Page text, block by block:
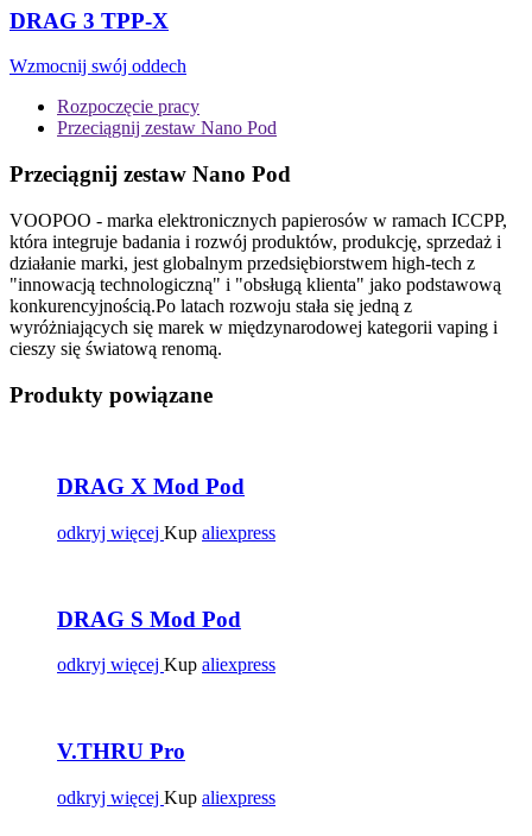
DRAG 3 TPP-X
Wzmocnij swój oddech
Rozpoczęcie pracy
Przeciągnij zestaw Nano Pod
Przeciągnij zestaw Nano Pod
VOOPOO - marka elektronicznych papierosów w ramach ICCPP,
która integruje badania i rozwój produktów, produkcję, sprzedaż i
działanie marki, jest globalnym przedsiębiorstwem high-tech z
"innowacją technologiczną" i "obsługą klienta" jako podstawową
konkurencyjnością.Po latach rozwoju stała się jedną z
wyróżniających się marek w międzynarodowej kategorii vaping i
cieszy się światową renomą.
Produkty powiązane
DRAG X Mod Pod
odkryj więcej Kup aliexpress
DRAG S Mod Pod
odkryj więcej Kup aliexpress
V.THRU Pro
odkryj więcej Kup aliexpress